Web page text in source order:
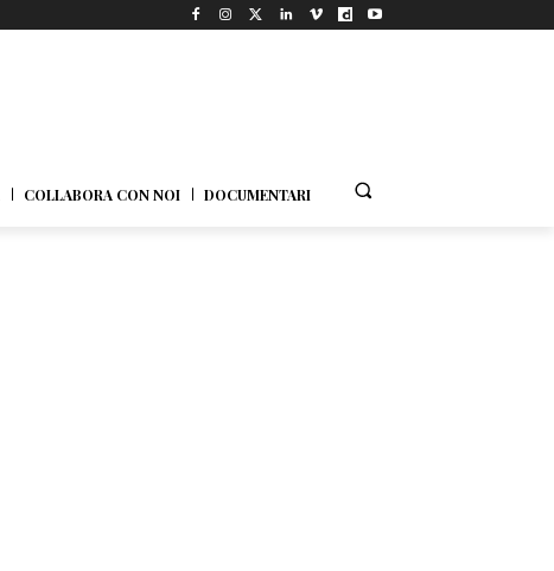
COLLABORA CON NOI DOCUMENTARI